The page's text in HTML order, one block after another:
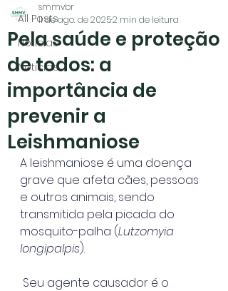
All Posts
Notícias
Notícias
Pela saúde e proteção
de todos: a
importância de
prevenir a
Leishmaniose
smmvbr
11 de ago. de 20252 min de leitura
A leishmaniose é uma doença
grave que afeta cães, pessoas
e outros animais, sendo
transmitida pela picada do
mosquito-palha (Lutzomyia
longipalpis).